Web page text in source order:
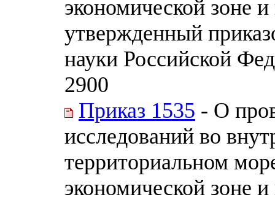
экономической зоне
утвержденный
науки Российской
2900
Приказ 1535 - О
исследований во
территориальном
экономической зоне